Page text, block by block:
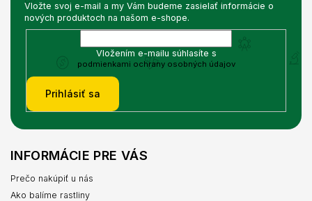
Vložte svoj e-mail a my Vám budeme zasielať informácie o
nových produktoch na našom e-shope.
Vložením e-mailu súhlasíte s
podmienkami ochrany osobných údajov
Prihlásiť sa
INFORMÁCIE PRE VÁS
Prečo nakúpiť u nás
Ako balíme rastliny